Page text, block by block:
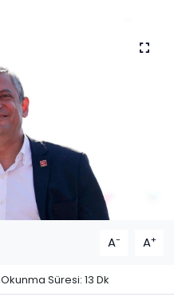
A- A+
Okunma Süresi: 13 Dk